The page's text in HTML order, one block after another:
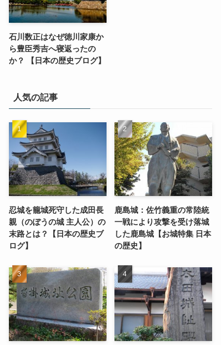
石川数正はなぜ徳川家康か
ら豊臣秀吉へ寝返ったの
か？ 【日本の歴史ブログ】
人気の記事
忍城を籠城死守した成田長
親（のぼうの城 主人公）の
末路とは？【日本の歴史ブ
ログ】
鹿島城：佐竹義重の常陸統
一戦により攻撃を受け落城
した鹿島城【お城特集 日本
の歴史】